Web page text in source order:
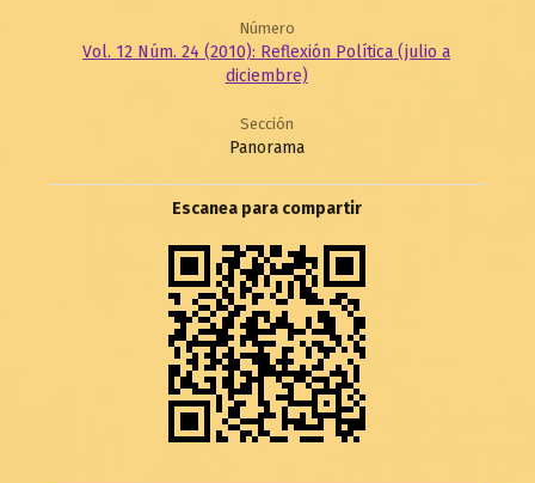
Número
Vol. 12 Núm. 24 (2010): Reflexión Política (julio a
diciembre)
Sección
Panorama
Escanea para compartir